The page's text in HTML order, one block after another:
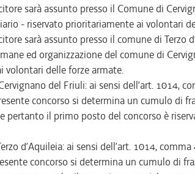
sarà assunto presso il Comune di
- riservato prioritariamente ai volontari
sarà assunto presso il comune di Terzo
ed organizzazione del comune di
volontari delle forze armate.
del Friuli: ai sensi dell’art. 1014,
concorso si determina un cumulo di
pertanto il primo posto del concorso è
d’Aquileia: ai sensi dell’art. 1014,
concorso si determina un cumulo di